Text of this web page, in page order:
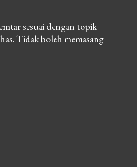
sesuai dengan topik
Tidak boleh memasang